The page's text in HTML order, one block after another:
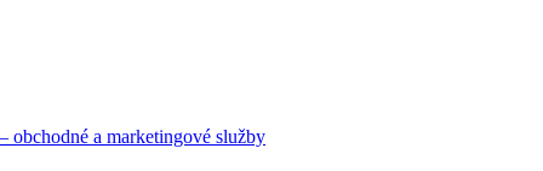
obchodné a marketingové služby